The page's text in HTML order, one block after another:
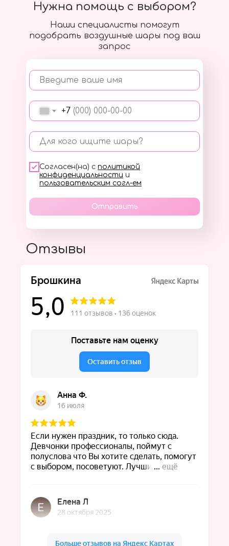
Наши специалисты помогут
подобрать воздушные шары под ваш
запрос
Введите ваше имя
+7
Для кого ищите шары?
Согласен(на) с политикой
конфиденциальности и
пользовательским согл-ем
Отправить
Нужна помощь с выбором?
Отзывы